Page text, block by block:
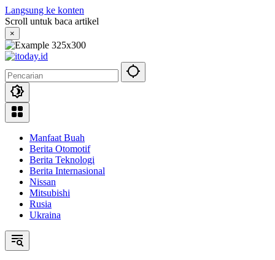
Langsung ke konten
Scroll untuk baca artikel
×
Manfaat Buah
Berita Otomotif
Berita Teknologi
Berita Internasional
Nissan
Mitsubishi
Rusia
Ukraina